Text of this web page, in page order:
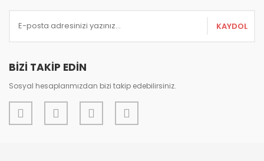
KAYDOL
BİZİ TAKİP EDİN
Sosyal hesaplarımızdan bizi takip edebilirsiniz.